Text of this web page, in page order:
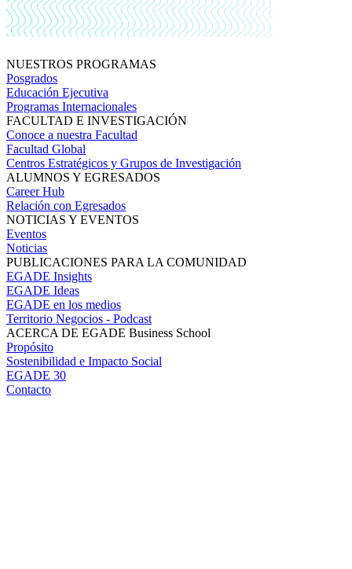
NUESTROS PROGRAMAS
Posgrados
Educación Ejecutiva
Programas Internacionales
FACULTAD E INVESTIGACIÓN
Conoce a nuestra Facultad
Facultad Global
Centros Estratégicos y Grupos de Investigación
ALUMNOS Y EGRESADOS
Career Hub
Relación con Egresados
NOTICIAS Y EVENTOS
Eventos
Noticias
PUBLICACIONES PARA LA COMUNIDAD
EGADE Insights
EGADE Ideas
EGADE en los medios
Territorio Negocios - Podcast
ACERCA DE EGADE Business School
Propósito
Sostenibilidad e Impacto Social
EGADE 30
Contacto